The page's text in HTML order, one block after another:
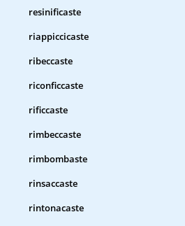
resinificaste
riappiccicaste
ribeccaste
riconficcaste
rificcaste
rimbeccaste
rimbombaste
rinsaccaste
rintonacaste